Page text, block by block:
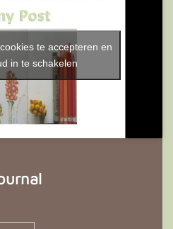
te accepteren en
in te schakelen